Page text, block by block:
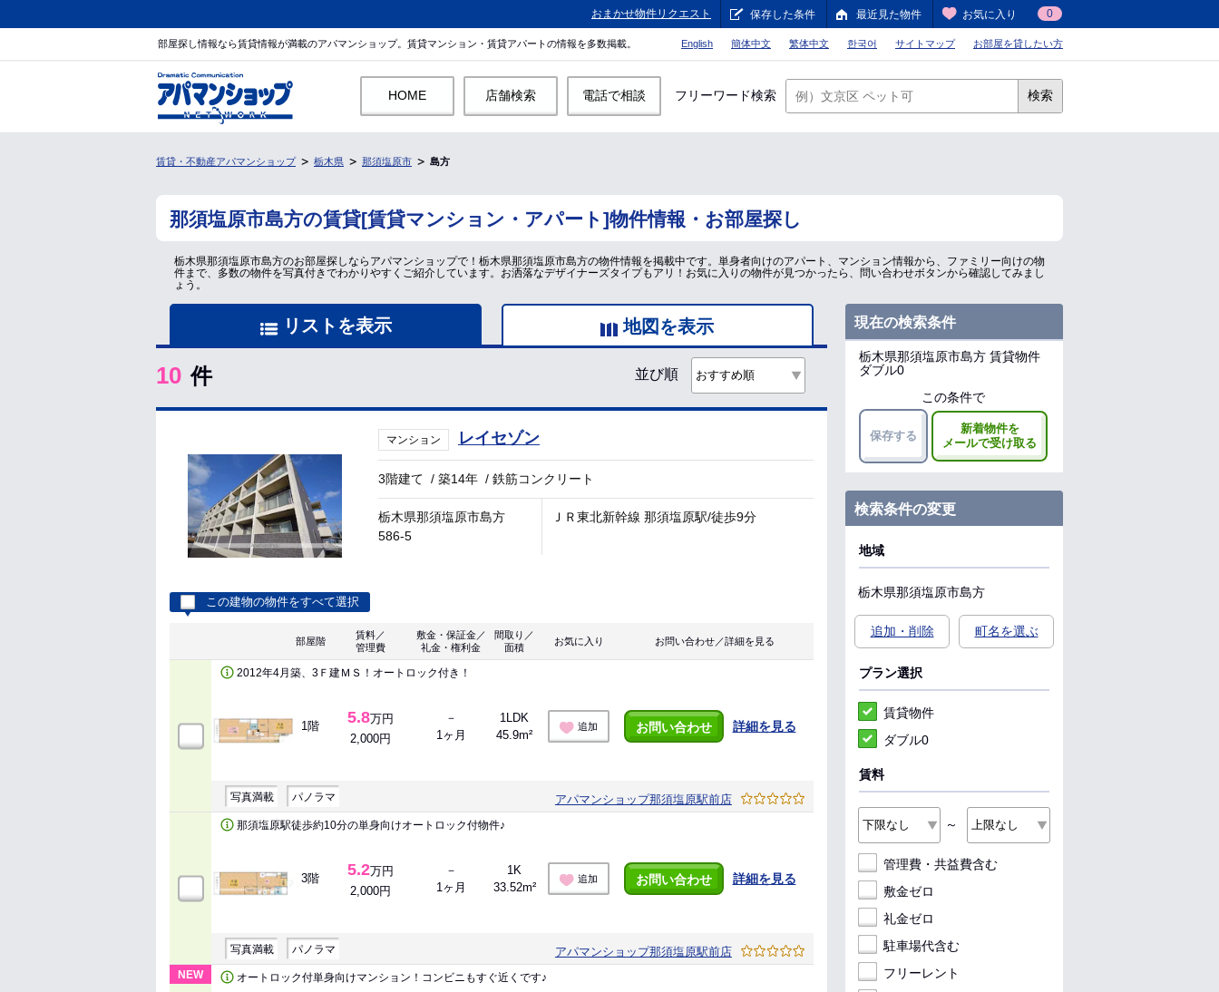
おまかせ物件リクエスト 保存した条件 最近見た物件 お気に入り 0
部屋探し情報なら賃貸情報が満載のアパマンショップ。賃貸マンション・賃貸アパートの情報を多数掲載。 English 簡体中文 繁体中文 한국어 サイトマップ お部屋を貸したい方
HOME 店舗検索 電話で相談 フリーワード検索 検索
賃貸・不動産アパマンショップ 栃木県 那須塩原市 島方
那須塩原市島方の賃貸[賃貸マンション・アパート]物件情報・お部屋探し
栃木県那須塩原市島方のお部屋探しならアパマンショップで！栃木県那須塩原市島方の物件情報を掲載中です。単身者向けのアパート、マンション情報から、ファミリー向けの物
件まで、多数の物件を写真付きでわかりやすくご紹介しています。お洒落なデザイナーズタイプもアリ！お気に入りの物件が見つかったら、問い合わせボタンから確認してみまし
ょう。
リストを表示 地図を表示
10 件 並び順
マンション レイセゾン
3階建て /築14年 /鉄筋コンクリート
栃木県那須塩原市島方
586-5
ＪＲ東北新幹線 那須塩原駅/徒歩9分
この建物の物件をすべて選択
部屋階
賃料／
管理費
敷金・保証金／
礼金・権利金
間取り／
面積
お気に入り お問い合わせ／詳細を見る
2012年4月築、3Ｆ建ＭＳ！オートロック付き！
1階 5.8万円
2,000円
－
1ヶ月
1LDK
45.9m²
追加 お問い合わせ 詳細を見る
写真満載 パノラマ アパマンショップ那須塩原駅前店
那須塩原駅徒歩約10分の単身向けオートロック付物件♪
3階 5.2万円
2,000円
－
1ヶ月
1K
33.52m²
追加 お問い合わせ 詳細を見る
写真満載 パノラマ アパマンショップ那須塩原駅前店
NEW オートロック付単身向けマンション！コンビニもすぐ近くです♪
現在の検索条件
栃木県那須塩原市島方 賃貸物件
ダブル0
この条件で
保存する
新着物件を
メールで受け取る
検索条件の変更
地域
栃木県那須塩原市島方
追加・削除 町名を選ぶ
プラン選択
賃貸物件
ダブル0
賃料
～
管理費・共益費含む
敷金ゼロ
礼金ゼロ
駐車場代含む
フリーレント